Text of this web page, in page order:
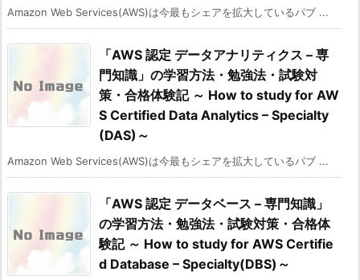
Amazon Web Services(AWS)は今最もシェアを拡大しているパブ ...
「AWS 認定 データアナリティクス – 専
門知識」の学習方法・勉強法・試験対
策・合格体験記 ～ How to study for AW
S Certified Data Analytics – Specialty
(DAS)～
Amazon Web Services(AWS)は今最もシェアを拡大しているパブ ...
「AWS 認定 データベース – 専門知識」
の学習方法・勉強法・試験対策・合格体
験記 ～ How to study for AWS Certifie
d Database – Specialty(DBS)～